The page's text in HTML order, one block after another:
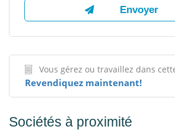
Vous gérez ou travaillez dans
Revendiquez maintenant!
Sociétés à proximité